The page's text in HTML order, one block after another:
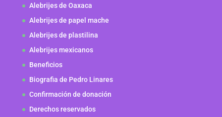
Alebrijes de Oaxaca
Alebrijes de papel mache
Alebrijes de plastilina
Alebrijes mexicanos
Beneficios
Biografia de Pedro Linares
Confirmación de donación
Derechos reservados